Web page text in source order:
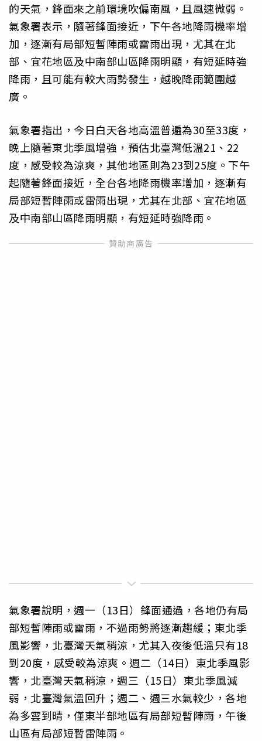
的天氣，鋒面來之前環境吹偏南風，且風速微弱。
氣象署表示，隨著鋒面接近，下午各地降雨機率增
加，逐漸有局部短暫陣雨或雷雨出現，尤其在北
部、宜花地區及中南部山區降雨明顯，有短延時強
降雨，且可能有較大雨勢發生，越晚降雨範圍越
廣。
氣象署指出，今日白天各地高溫普遍為30至33度，
晚上隨著東北季風增強，預估北臺灣低溫21、22
度，感受較為涼爽，其他地區則為23到25度。下午
起隨著鋒面接近，全台各地降雨機率增加，逐漸有
局部短暫陣雨或雷雨出現，尤其在北部、宜花地區
及中南部山區降雨明顯，有短延時強降雨。
氣象署說明，週一（13日）鋒面通過，各地仍有局
部短暫陣雨或雷雨，不過雨勢將逐漸趨緩；東北季
風影響，北臺灣天氣稍涼，尤其入夜後低溫只有18
到20度，感受較為涼爽。週二（14日）東北季風影
響，北臺灣天氣稍涼，週三（15日）東北季風減
弱，北臺灣氣溫回升；週二、週三水氣較少，各地
為多雲到晴，僅東半部地區有局部短暫陣雨，午後
山區有局部短暫雷陣雨。